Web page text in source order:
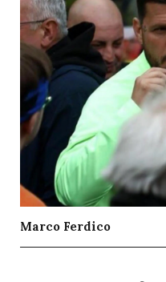
Marco Ferdico